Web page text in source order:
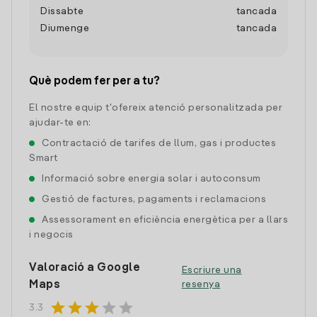
Dissabte
tancada
Diumenge
tancada
Què podem fer per a tu?
El nostre equip t'ofereix atenció personalitzada per
ajudar-te en:
Contractació de tarifes de llum, gas i productes
Smart
Informació sobre energia solar i autoconsum
Gestió de factures, pagaments i reclamacions
Assessorament en eficiència energètica per a llars
i negocis
Valoració a Google
Maps
3.3 starstarstar star star
Escriure una
resenya